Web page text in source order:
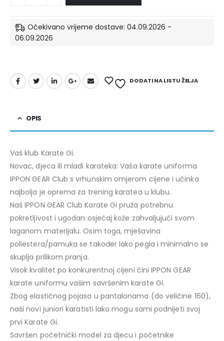
Očekivano vrijeme dostave: 04.09.2026 -
06.09.2026
DODATI NA LISTU ŽELJA
OPIS
Vaš klub Karate Gi.
Novac, djeca ili mladi karateka: Vaša karate uniforma
IPPON GEAR Club s vrhunskim omjerom cijene i učinka
najbolja je oprema za trening karatea u klubu.
Naš IPPON GEAR Club Karate Gi pruža potrebnu
pokretljivost i ugodan osjećaj kože zahvaljujući svom
laganom materijalu. Osim toga, mješavina
poliestera/pamuka se također lako pegla i minimalno se
skuplja prilikom pranja.
Visok kvalitet po konkurentnoj cijeni čini IPPON GEAR
karate uniformu vašim savršenim karate Gi.
Zbog elastičnog pojasa u pantalonama (do veličine 160),
naši novi juniori karatisti lako mogu sami podnijeti svoj
prvi Karate Gi.
Savršen početnički model za djecu i početnike